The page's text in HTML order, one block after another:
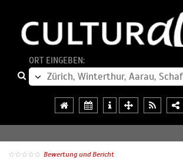
ORT EINGEBEN:
Bewertung und Bericht